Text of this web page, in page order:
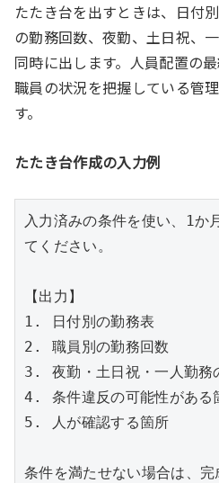
たたき台を出すときは、日付
の勤務回数、夜勤、土日祝、
同時に出します。人員配置の
職員の状況を把握している管
す。
たたき台作成の入力例
入力済みの条件を使い、1か
てください。
【出力】
1. 日付別の勤務表
2. 職員別の勤務回数
3. 夜勤・土日祝・一人勤務
4. 条件違反の可能性がある
5. 人が確認する箇所
条件を満たせない場合は、